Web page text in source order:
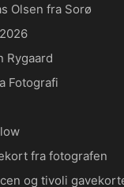
Olsen fra Sorø
Rygaard
Fotografi
fra fotografen
og tivoli